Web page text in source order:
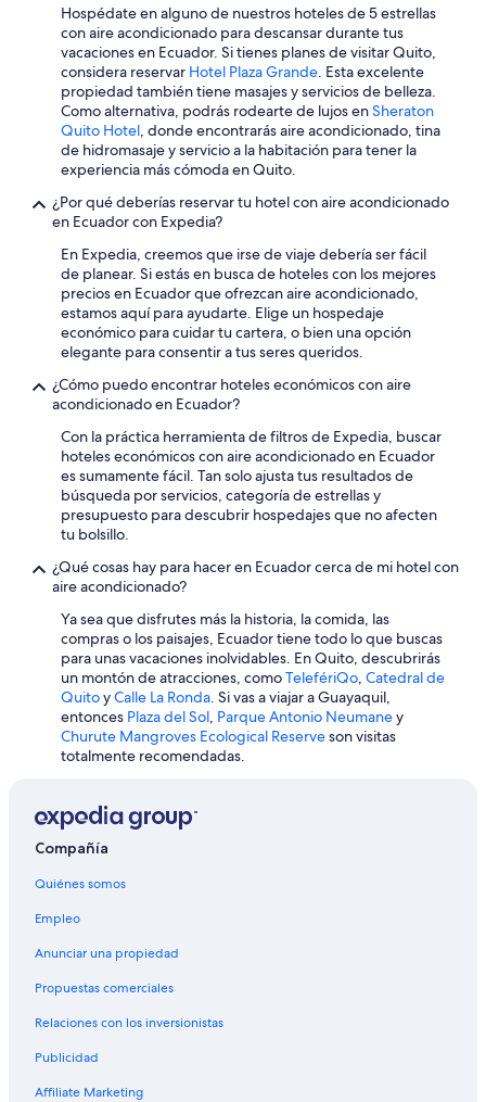
Hostales en Los Andes
Hoteles en Los Andes
Lodges en Los Andes
Posadas en Los Andes
Hoteles 3 estrellas en Sierra
Hoteles 5 estrellas en Sierra
B&B en Sierra
Casas de campo en Sierra
Casas en los árboles en Sierra
Casas rurales en Sierra
Apartamentos en Sierra
Hoteles haciendas en Sierra
Ranchos en Sierra
Hostales en Sierra
Hoteles de lujo en Sierra
Hoteles ecológicos en Sierra
Hoteles románticos en Sierra
Hoteles baratos en Sierra
Hoteles con aguas termales en Sierra
Hoteles con aire acondicionado en Sierra
Hoteles con hidromasaje en Sierra
Hoteles cerca de viñedos en Sierra
Lodges en Sierra
Posadas en Sierra
Hospédate en alguno de nuestros hoteles de 5 estrellas
con aire acondicionado para descansar durante tus
vacaciones en Ecuador. Si tienes planes de visitar Quito,
considera reservar Hotel Plaza Grande. Esta excelente
propiedad también tiene masajes y servicios de belleza.
Como alternativa, podrás rodearte de lujos enSheraton
Quito Hotel, donde encontrarás aire acondicionado, tina
de hidromasaje y servicio a la habitación para tener la
experiencia más cómoda en Quito.
¿Por qué deberías reservar tu hotel con aire acondicionado
en Ecuador con Expedia?
En Expedia, creemos que irse de viaje debería ser fácil
de planear. Si estás en busca de hoteles con los mejores
precios en Ecuador que ofrezcan aire acondicionado,
estamos aquí para ayudarte. Elige un hospedaje
económico para cuidar tu cartera, o bien una opción
elegante para consentir a tus seres queridos.
¿Cómo puedo encontrar hoteles económicos con aire
acondicionado en Ecuador?
Con la práctica herramienta de filtros de Expedia, buscar
hoteles económicos con aire acondicionado en Ecuador
es sumamente fácil. Tan solo ajusta tus resultados de
búsqueda por servicios, categoría de estrellas y
presupuesto para descubrir hospedajes que no afecten
tu bolsillo.
¿Qué cosas hay para hacer en Ecuador cerca de mi hotel con
aire acondicionado?
Ya sea que disfrutes más la historia, la comida, las
compras o los paisajes, Ecuador tiene todo lo que buscas
para unas vacaciones inolvidables. En Quito, descubrirás
un montón de atracciones, comoTelefériQo, Catedral de
QuitoyCalle La Ronda. Si vas a viajar a Guayaquil,
entonces Plaza del Sol, Parque Antonio Neumaney
Churute Mangroves Ecological Reserveson visitas
totalmente recomendadas.
Compañía
Quiénes somos
Empleo
Anunciar una propiedad
Propuestas comerciales
Relaciones con los inversionistas
Publicidad
Affiliate Marketing